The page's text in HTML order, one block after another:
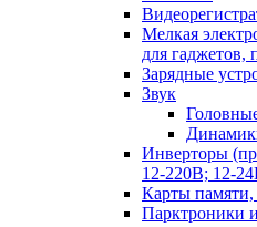
Мелкая
для гаджетов,
Зарядные
Звук
Инверторы
12-220В; 12-
Карты
Парктроники